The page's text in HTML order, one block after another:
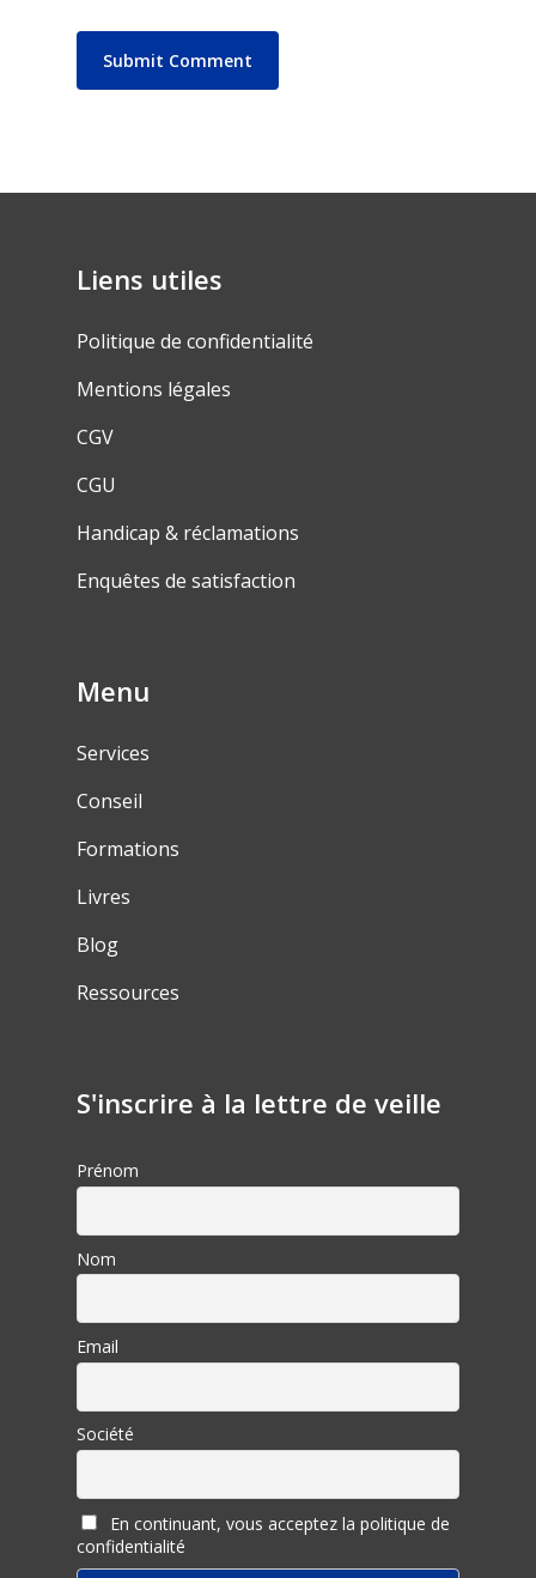
Liens utiles
Politique de confidentialité
Mentions légales
CGV
CGU
Handicap & réclamations
Enquêtes de satisfaction
Menu
Services
Conseil
Formations
Livres
Blog
Ressources
S'inscrire à la lettre de veille
Prénom
Nom
Email
Société
En continuant, vous acceptez la politique de
confidentialité